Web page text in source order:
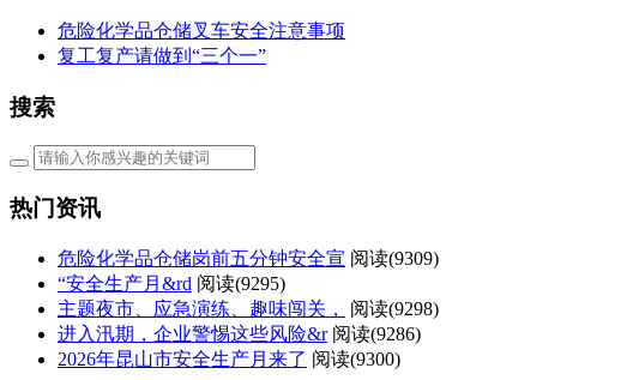
危险化学品仓储叉车安全注意事项
​复工复产请做到“三个一”
搜索
热门资讯
危险化学品仓储岗前五分钟安全宣 阅读(9309)
“安全生产月&rd 阅读(9295)
主题夜市、应急演练、趣味闯关，
阅读(9298)
进入汛期，企业警惕这些风险&r 阅读(9286)
2026年昆山市安全生产月来了 阅读(9300)